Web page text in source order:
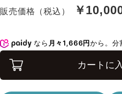
販売価格（税込） ￥
なら 月々1,666円から。
カートに